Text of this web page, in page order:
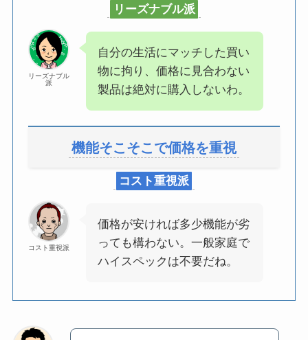
リーズナブル派
リーズナブル
派
自分の生活にマッチした買い
物に拘り、価格に見合わない
製品は絶対に購入しないわ。
機能そこそこで価格を重視
コスト重視派
コスト重視派
価格が安ければ多少機能が劣
っても構わない。一般家庭で
ハイスペックは不要だね。